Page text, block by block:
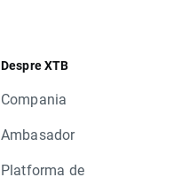
Despre XTB
Compania
Ambasador
Platforma de